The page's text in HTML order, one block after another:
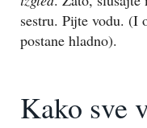
sestru. Pijte vodu. (I
postane hladno).
Kako sve